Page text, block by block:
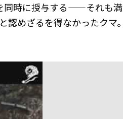
同時に授与する——それも満
めざるを得なかったクマ。